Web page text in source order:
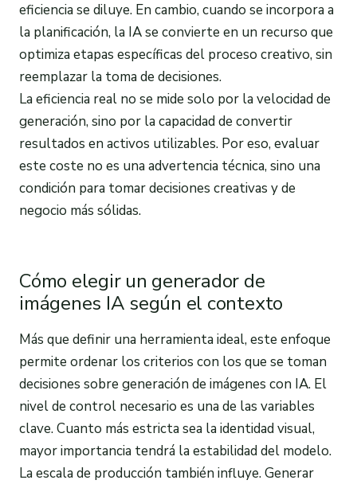
eficiencia se diluye. En cambio, cuando se incorpora a
la planificación, la IA se convierte en un recurso que
optimiza etapas específicas del proceso creativo, sin
reemplazar la toma de decisiones.
La eficiencia real no se mide solo por la velocidad de
generación, sino por la capacidad de convertir
resultados en activos utilizables. Por eso, evaluar
este coste no es una advertencia técnica, sino una
condición para tomar decisiones creativas y de
negocio más sólidas.
Cómo elegir un generador de
imágenes IA según el contexto
Más que definir una herramienta ideal, este enfoque
permite ordenar los criterios con los que se toman
decisiones sobre generación de imágenes con IA. El
nivel de control necesario es una de las variables
clave. Cuanto más estricta sea la identidad visual,
mayor importancia tendrá la estabilidad del modelo.
La escala de producción también influye. Generar